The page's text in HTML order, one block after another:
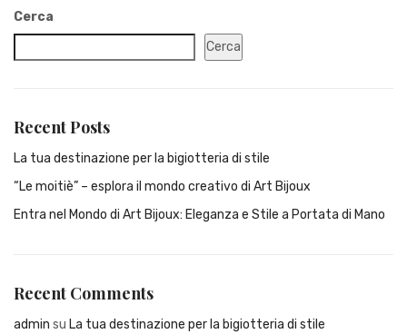
Cerca
Cerca
Recent Posts
La tua destinazione per la bigiotteria di stile
“Le moitiè” – esplora il mondo creativo di Art Bijoux
Entra nel Mondo di Art Bijoux: Eleganza e Stile a Portata di Mano
Recent Comments
admin su La tua destinazione per la bigiotteria di stile